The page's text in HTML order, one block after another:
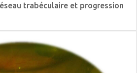
trabéculaire et progression